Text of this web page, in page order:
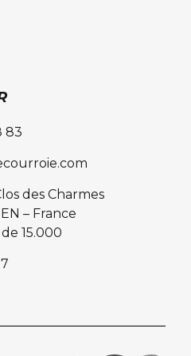
83
des Charmes
– France
15.000